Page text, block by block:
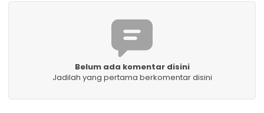
Belum ada komentar disini
Jadilah yang pertama berkomentar disini